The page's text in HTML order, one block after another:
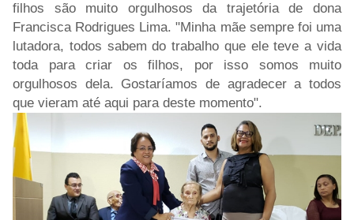
filhos são muito orgulhosos da trajetória de dona
Francisca Rodrigues Lima. "Minha mãe sempre foi uma
lutadora, todos sabem do trabalho que ele teve a vida
toda para criar os filhos, por isso somos muito
orgulhosos dela. Gostaríamos de agradecer a todos
que vieram até aqui para deste momento".